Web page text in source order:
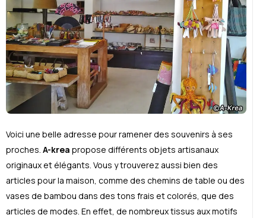
Voici une belle adresse pour ramener des souvenirs à ses
proches. A-krea propose différents objets artisanaux
originaux et élégants. Vous y trouverez aussi bien des
articles pour la maison, comme des chemins de table ou des
vases de bambou dans des tons frais et colorés, que des
articles de modes. En effet, de nombreux tissus aux motifs